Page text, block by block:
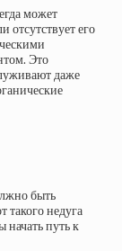
может
отсутствует его
Это
даже
быть
недуга
начать путь к